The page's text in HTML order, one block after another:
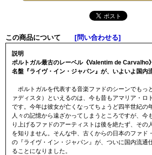
この商品について [問い合わせる]
説明
ポルトガル最古のレーベル《Valentim de Carvalho
名盤『ライヴ・イン・ジャパン』が、いよいよ国内
ポルトガルを代表する音楽ファドのシーンでもっ
ァディスタ）といえるのは、今も昔もアマリア・ロ
です。今年は彼女が亡くなってちょうど四半世紀の
人々の記憶から遠ざかってしまうところですが、今
り上げるファドのアーティストは後を絶たず、その
を知りません。そんな中、古くからの日本のファド
の『ライヴ・イン・ジャパン』が、ついに国内流通
ることになりました。